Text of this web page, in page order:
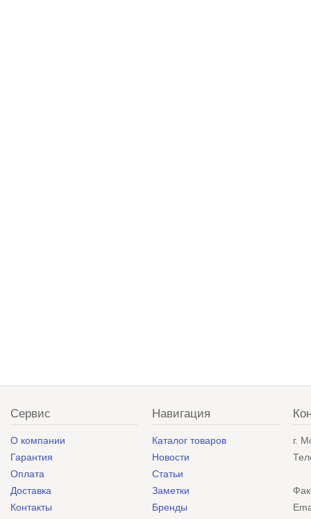
Сервис
О компании
Гарантия
Оплата
Доставка
Контакты
Навигация
Каталог товаров
Новости
Статьи
Заметки
Бренды
г.